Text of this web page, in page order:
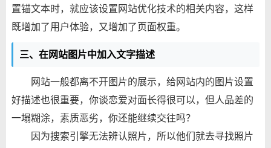
置锚文本时，就应该设置网站优化技术的相关内容，这样
既增加了用户体验，又增加了页面权重。
三、在网站图片中加入文字描述
网站一般都离不开图片的展示，给网站内的图片设置
好描述也很重要，你谈恋爱对面长得很可以，但人品差的
一塌糊涂，素质恶劣，你还能继续交往吗？
因为搜索引擎无法辨认照片，所以他们就去寻找照片